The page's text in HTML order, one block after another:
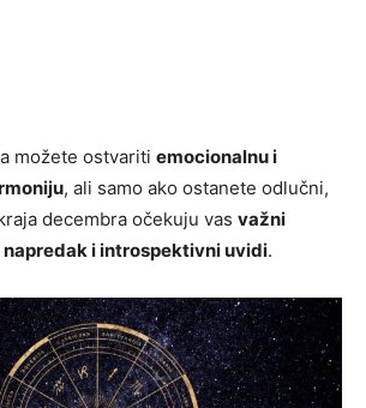
možete ostvariti emocionalnu i
, ali samo ako ostanete odlučni,
decembra očekuju vas važni
i introspektivni uvidi.